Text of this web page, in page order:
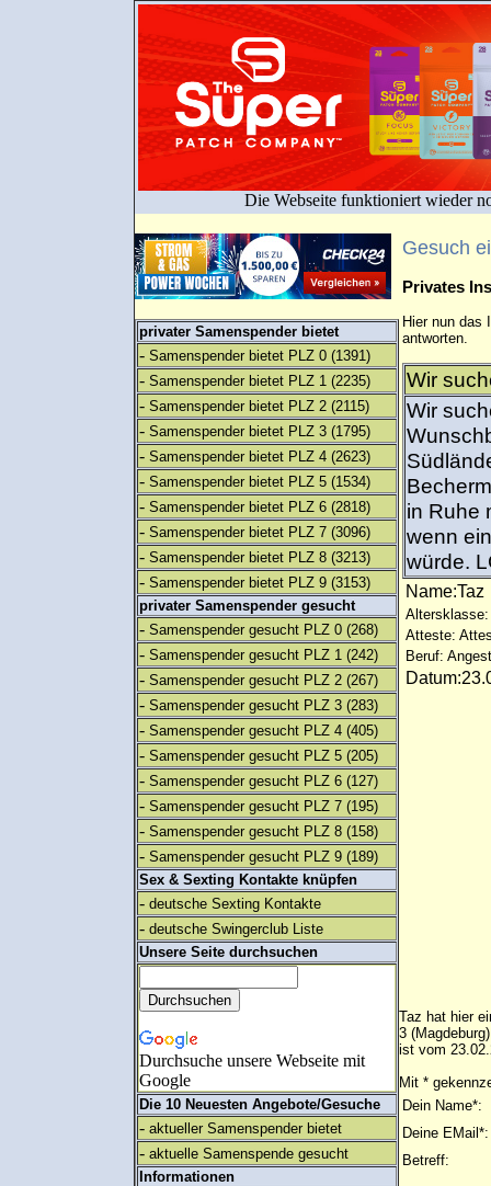
Die Webseite funktioniert wieder
privater Samenspender bietet
- Samenspender bietet PLZ 0 (1391)
- Samenspender bietet PLZ 1 (2235)
- Samenspender bietet PLZ 2 (2115)
- Samenspender bietet PLZ 3 (1795)
- Samenspender bietet PLZ 4 (2623)
- Samenspender bietet PLZ 5 (1534)
- Samenspender bietet PLZ 6 (2818)
- Samenspender bietet PLZ 7 (3096)
- Samenspender bietet PLZ 8 (3213)
- Samenspender bietet PLZ 9 (3153)
privater Samenspender gesucht
- Samenspender gesucht PLZ 0 (268)
- Samenspender gesucht PLZ 1 (242)
- Samenspender gesucht PLZ 2 (267)
- Samenspender gesucht PLZ 3 (283)
- Samenspender gesucht PLZ 4 (405)
- Samenspender gesucht PLZ 5 (205)
- Samenspender gesucht PLZ 6 (127)
- Samenspender gesucht PLZ 7 (195)
- Samenspender gesucht PLZ 8 (158)
- Samenspender gesucht PLZ 9 (189)
Sex & Sexting Kontakte knüpfen
- deutsche Sexting Kontakte
- deutsche Swingerclub Liste
Unsere Seite durchsuchen
Durchsuche unsere Webseite mit
Google
Die 10 Neuesten Angebote/Gesuche
- aktueller Samenspender bietet
- aktuelle Samenspende gesucht
Informationen
Gesuch
Privates
Hier nun das
antworten.
Wir
Wir
in Ruhe
wenn
würde.
Altersklasse:
Atteste:
Beruf:
Taz hat hier
3
ist vom
Mit *
Dein Name*:
Deine EMail*:
Betreff: